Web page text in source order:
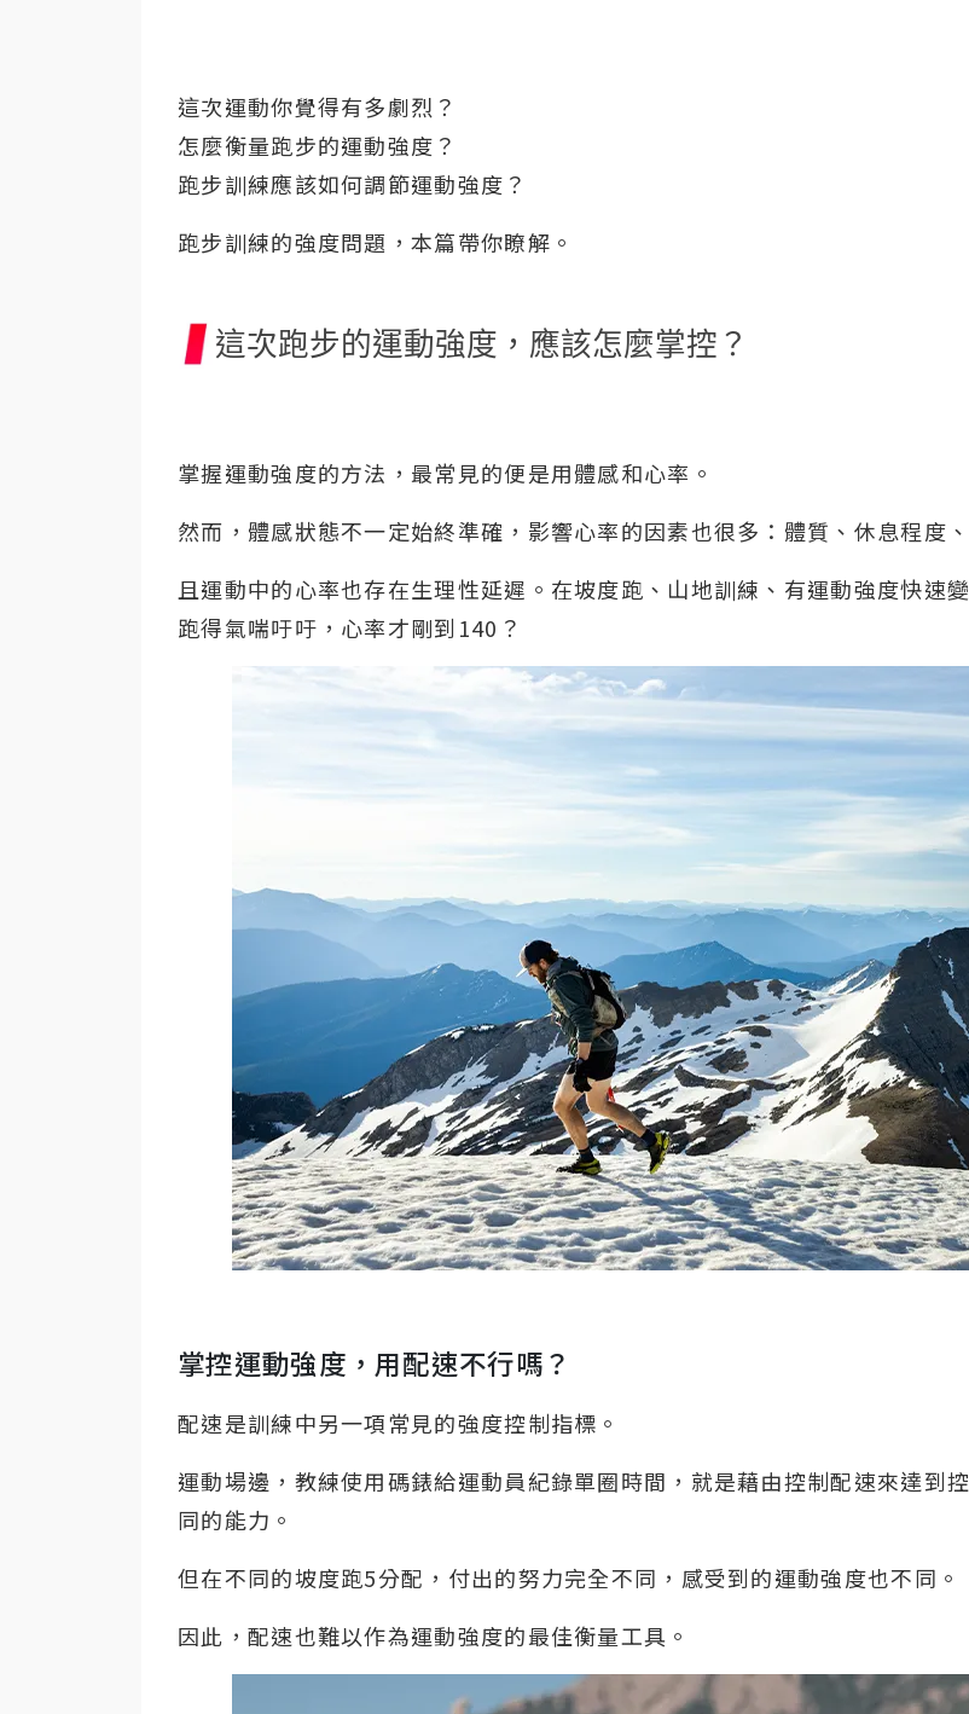
這次運動你覺得有多劇烈？
怎麼衡量跑步的運動強度？
跑步訓練應該如何調節運動強度？
跑步訓練的強度問題，本篇帶你瞭解。
這次跑步的運動強度，應該怎麼掌控？
掌握運動強度的方法，最常見的便是用體感和心率。
然而，體感狀態不一定始終準確，影響心率的因素也很多：體質、休息程度
且運動中的心率也存在生理性延遲。在坡度跑、山地訓練、有運動強度快速
跑得氣喘吁吁，心率才剛到140？
掌控運動強度，用配速不行嗎？
配速是訓練中另一項常見的強度控制指標。
運動場邊，教練使用碼錶給運動員紀錄單圈時間，就是藉由控制配速來達到
同的能力。
但在不同的坡度跑5分配，付出的努力完全不同，感受到的運動強度也不同。
因此，配速也難以作為運動強度的最佳衡量工具。